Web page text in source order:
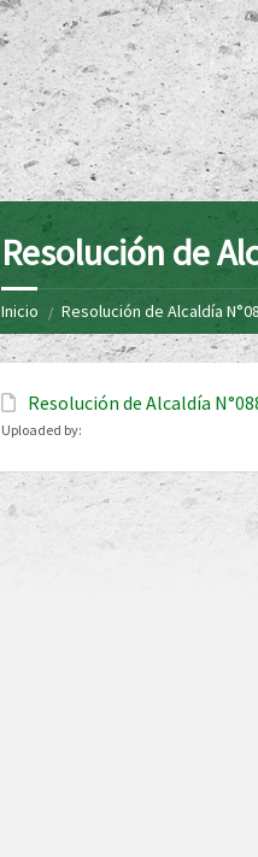
Resolución de
Inicio Resolución de Alcaldía
Resolución de Alcaldía
Uploaded by: